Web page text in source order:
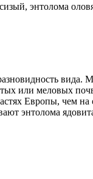
энтолома
или меловых
Европы, чем
энтолома